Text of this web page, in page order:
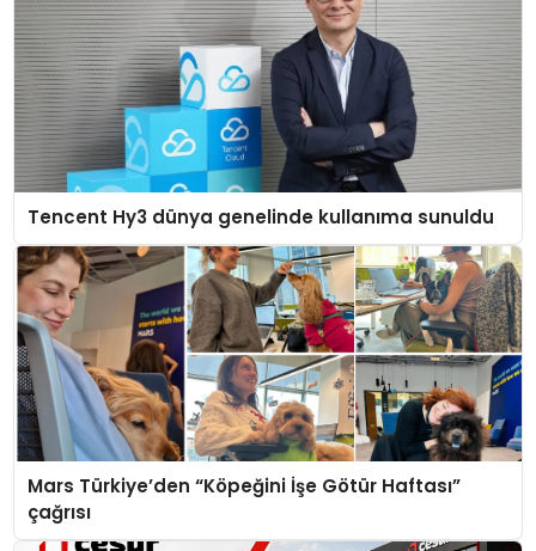
Tencent Hy3 dünya genelinde kullanıma sunuldu
Mars Türkiye’den “Köpeğini İşe Götür Haftası”
çağrısı